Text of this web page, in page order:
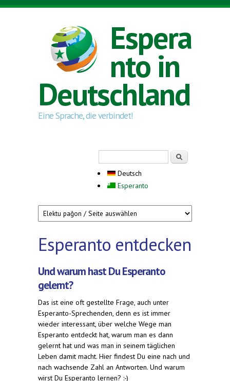
Direkt zum Inhalt
Espera
nto in
Deutschland
Eine Sprache, die verbindet!
Deutsch
Esperanto
Esperanto entdecken
Und warum hast Du Esperanto
gelernt?
Das ist eine oft gestellte Frage, auch unter
Esperanto-Sprechenden, denn es ist immer
wieder interessant, über welche Wege man
Esperanto entdeckt hat, warum man es dann
gelernt hat und was man in seinem täglichen
Leben damit macht. Hier findest Du eine nach und
nach wachsende Zahl an Antworten. Und warum
wirst Du Esperanto lernen? :-)